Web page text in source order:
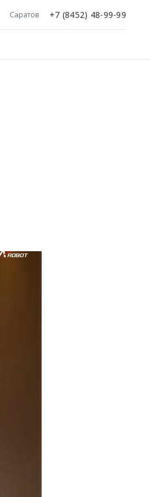
Саратов +7 (8452) 48-99-99